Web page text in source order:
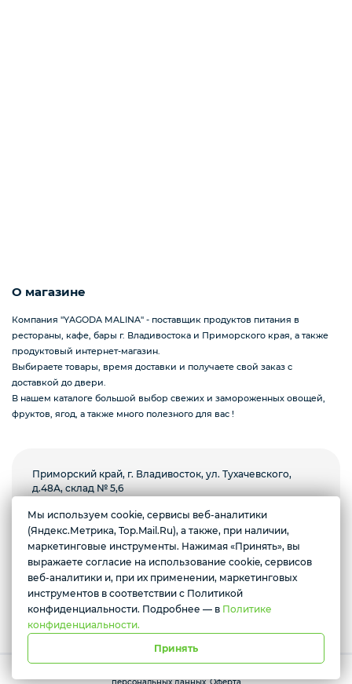
Яйцо
Подарочные наборы из ягод и фруктов
О магазине
Компания "YAGODA MALINA" - поставщик продуктов питания в
рестораны, кафе, бары г. Владивостока и Приморского края, а также
продуктовый интернет-магазин.
Выбираете товары, время доставки и получаете свой заказ с
доставкой до двери.
В нашем каталоге большой выбор свежих и замороженных овощей,
фруктов, ягод, а также много полезного для вас !
Приморский край, г. Владивосток, ул. Тухачевского,
д.48А, склад № 5,6
Пн-пт с 8.00 до 18.00, суббота с 9.00 до 13.00.
Воскресенье выходной
Условия доставки
*Instagram призана экстремистской организацией и запрещена в
РФ
Мы используем cookie, сервисы веб-аналитики
(Яндекс.Метрика, Top.Mail.Ru), а также, при наличии,
маркетинговые инструменты. Нажимая «Принять», вы
выражаете согласие на использование cookie, сервисов
веб-аналитики и, при их применении, маркетинговых
инструментов в соответствии с Политикой
конфиденциальности. Подробнее — в Политике
конфиденциальности.
Принять
Желаете подозвать сотрудника
Нет